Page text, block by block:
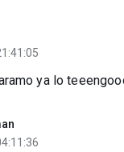
ya lo